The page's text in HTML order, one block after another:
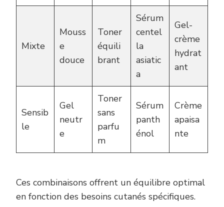
Mixte
Mouss
e
douce
Toner
équili
brant
Sérum
centel
la
asiatic
a
Gel-
crème
hydrat
ant
Sensib
le
Gel
neutr
e
Toner
sans
parfu
m
Sérum
panth
énol
Crème
apaisa
nte
Ces combinaisons offrent un équilibre optimal
en fonction des besoins cutanés spécifiques.